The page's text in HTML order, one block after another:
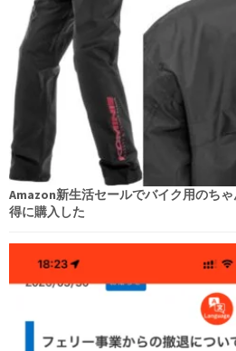
Amazon新生活セールでバイク用のち
得に購入した